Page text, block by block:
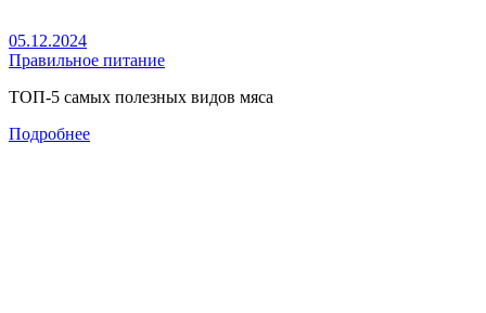
05.12.2024
Правильное питание
ТОП-5 самых полезных видов мяса
Подробнее